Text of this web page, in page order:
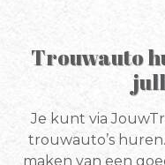
Trouwauto
Je kunt via
trouwauto’s
maken van een